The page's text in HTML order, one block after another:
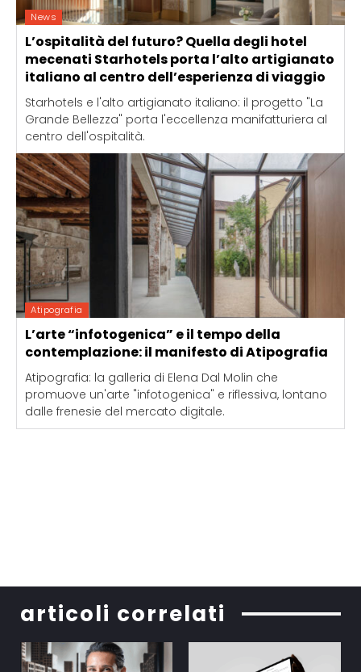
News
L’ospitalità del futuro? Quella degli hotel
mecenati Starhotels porta l’alto artigianato
italiano al centro dell’esperienza di viaggio
Starhotels e l'alto artigianato italiano: il progetto "La
Grande Bellezza" porta l'eccellenza manifatturiera al
centro dell'ospitalità.
Atipografia
L’arte “infotogenica” e il tempo della
contemplazione: il manifesto di Atipografia
Atipografia: la galleria di Elena Dal Molin che
promuove un'arte "infotogenica" e riflessiva, lontano
dalle frenesie del mercato digitale.
articoli correlati